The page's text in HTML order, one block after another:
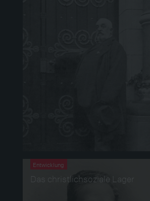
Entwicklung
Das christlichsoziale Lager